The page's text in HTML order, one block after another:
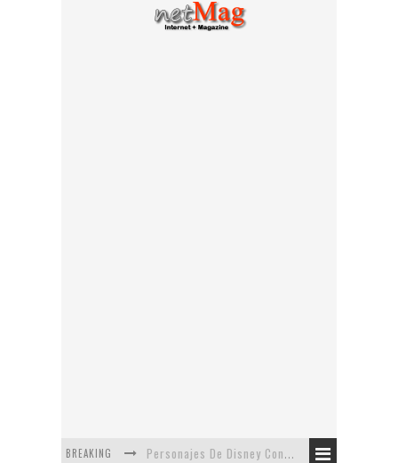
BREAKING Personajes De Disney Con Vestuarios Contemporáneos